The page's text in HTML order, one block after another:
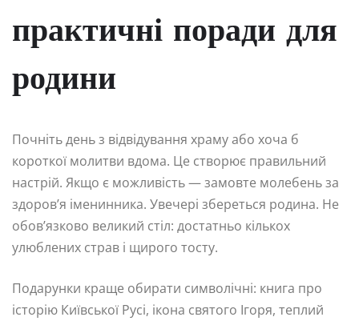
практичні поради для
родини
Почніть день з відвідування храму або хоча б
короткої молитви вдома. Це створює правильний
настрій. Якщо є можливість — замовте молебень за
здоров’я іменинника. Увечері збереться родина. Не
обов’язково великий стіл: достатньо кількох
улюблених страв і щирого тосту.
Подарунки краще обирати символічні: книга про
історію Київської Русі, ікона святого Ігоря, теплий